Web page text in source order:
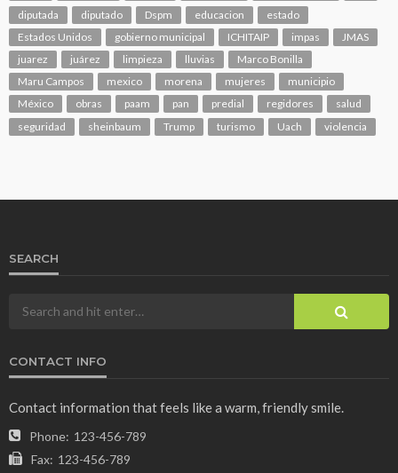
diputada
diputado Dspm educacion
estado
Estados Unidos
gobierno municipal ICHITAIP impas
JMAS
juarez
juárez limpieza lluvias
Marco Bonilla
Maru Campos
mexico morena mujeres
municipio
México
obras paam pan predial regidores
salud
seguridad
sheinbaum Trump turismo Uach violencia
SEARCH
CONTACT INFO
Contact information that feels like a warm, friendly smile.
Phone: 123-456-789
Fax: 123-456-789